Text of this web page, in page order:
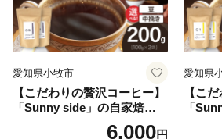
愛知県小牧市
【こだわりの贅沢コーヒー】
「Sunny side」の自家焙煎珈
琲ストロングブレンド（200
6,000円
愛知県
【こ
「
琲サ